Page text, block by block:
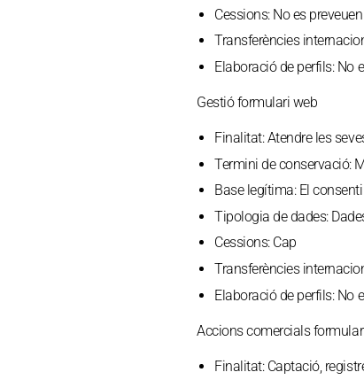
Cessions:No es preveuen
Transferències
Elaboració de perfils:No
Gestió formulari web
Finalitat:Atendre les
Termini de conservació:
Base legítima:El
Tipologia de dades:
Cessions:Cap
Transferències
Elaboració de perfils:No
Accions comercials
Finalitat:Captació,